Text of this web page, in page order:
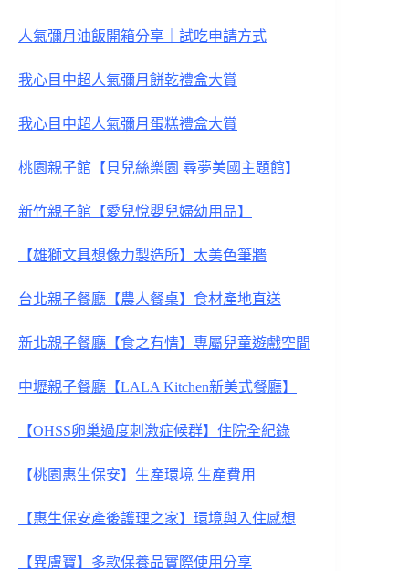
人氣彌月油飯開箱分享｜試吃申請方式
我心目中超人氣彌月餅乾禮盒大賞
我心目中超人氣彌月蛋糕禮盒大賞
桃園親子館【貝兒絲樂園 尋夢美國主題館】
新竹親子館【愛兒悅嬰兒婦幼用品】
【雄獅文具想像力製造所】太美色筆牆
台北親子餐廳【農人餐桌】食材產地直送
新北親子餐廳【食之有情】專屬兒童遊戲空間
中壢親子餐廳【LALA Kitchen新美式餐廳】
【OHSS卵巢過度刺激症候群】住院全紀錄
【桃園惠生保安】生產環境 生產費用
【惠生保安產後護理之家】環境與入住感想
【異膚寶】多款保養品實際使用分享